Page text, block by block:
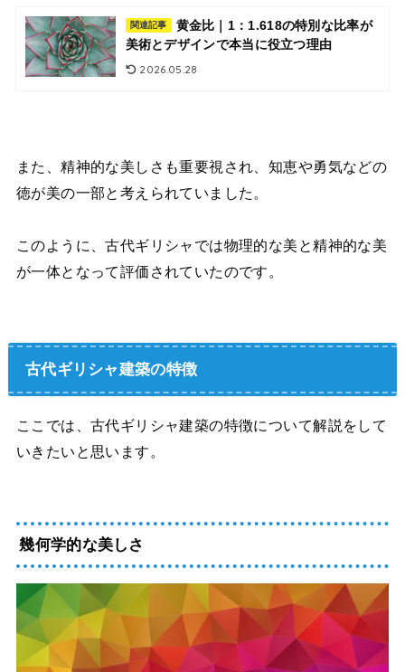
関連記事
黄金比｜1：1.618の特別な比率が
美術とデザインで本当に役立つ理由
2026.05.28
また、精神的な美しさも重要視され、知恵や勇気などの
徳が美の一部と考えられていました。
このように、古代ギリシャでは物理的な美と精神的な美
が一体となって評価されていたのです。
古代ギリシャ建築の特徴
ここでは、古代ギリシャ建築の特徴について解説をして
いきたいと思います。
幾何学的な美しさ